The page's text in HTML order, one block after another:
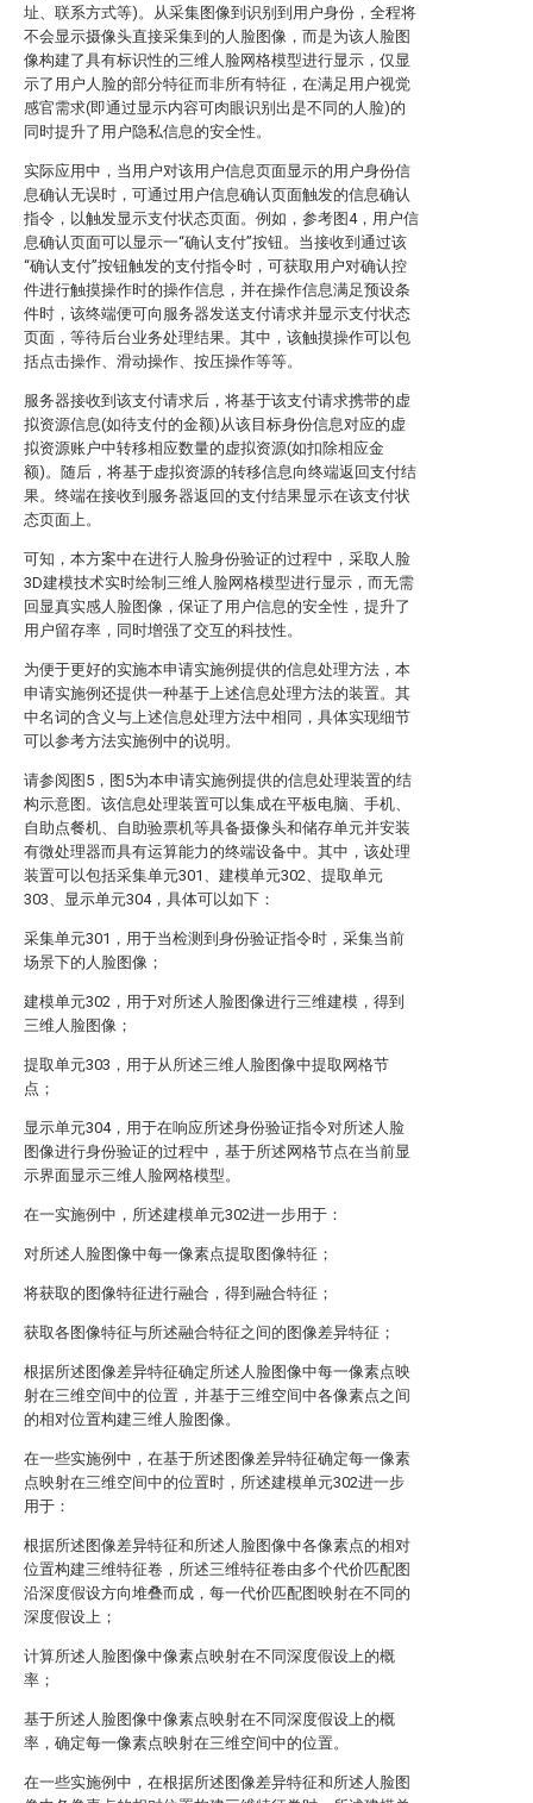
址、联系方式等)。从采集图像到识别到用户身份，全程将
不会显示摄像头直接采集到的人脸图像，而是为该人脸图
像构建了具有标识性的三维人脸网格模型进行显示，仅显
示了用户人脸的部分特征而非所有特征，在满足用户视觉
感官需求(即通过显示内容可肉眼识别出是不同的人脸)的
同时提升了用户隐私信息的安全性。
实际应用中，当用户对该用户信息页面显示的用户身份信
息确认无误时，可通过用户信息确认页面触发的信息确认
指令，以触发显示支付状态页面。例如，参考图4，用户信
息确认页面可以显示一“确认支付”按钮。当接收到通过该
“确认支付”按钮触发的支付指令时，可获取用户对确认控
件进行触摸操作时的操作信息，并在操作信息满足预设条
件时，该终端便可向服务器发送支付请求并显示支付状态
页面，等待后台业务处理结果。其中，该触摸操作可以包
括点击操作、滑动操作、按压操作等等。
服务器接收到该支付请求后，将基于该支付请求携带的虚
拟资源信息(如待支付的金额)从该目标身份信息对应的虚
拟资源账户中转移相应数量的虚拟资源(如扣除相应金
额)。随后，将基于虚拟资源的转移信息向终端返回支付结
果。终端在接收到服务器返回的支付结果显示在该支付状
态页面上。
可知，本方案中在进行人脸身份验证的过程中，采取人脸
3D建模技术实时绘制三维人脸网格模型进行显示，而无需
回显真实感人脸图像，保证了用户信息的安全性，提升了
用户留存率，同时增强了交互的科技性。
为便于更好的实施本申请实施例提供的信息处理方法，本
申请实施例还提供一种基于上述信息处理方法的装置。其
中名词的含义与上述信息处理方法中相同，具体实现细节
可以参考方法实施例中的说明。
请参阅图5，图5为本申请实施例提供的信息处理装置的结
构示意图。该信息处理装置可以集成在平板电脑、手机、
自助点餐机、自助验票机等具备摄像头和储存单元并安装
有微处理器而具有运算能力的终端设备中。其中，该处理
装置可以包括采集单元301、建模单元302、提取单元
303、显示单元304，具体可以如下：
采集单元301，用于当检测到身份验证指令时，采集当前
场景下的人脸图像；
建模单元302，用于对所述人脸图像进行三维建模，得到
三维人脸图像；
提取单元303，用于从所述三维人脸图像中提取网格节
点；
显示单元304，用于在响应所述身份验证指令对所述人脸
图像进行身份验证的过程中，基于所述网格节点在当前显
示界面显示三维人脸网格模型。
在一实施例中，所述建模单元302进一步用于：
对所述人脸图像中每一像素点提取图像特征；
将获取的图像特征进行融合，得到融合特征；
获取各图像特征与所述融合特征之间的图像差异特征；
根据所述图像差异特征确定所述人脸图像中每一像素点映
射在三维空间中的位置，并基于三维空间中各像素点之间
的相对位置构建三维人脸图像。
在一些实施例中，在基于所述图像差异特征确定每一像素
点映射在三维空间中的位置时，所述建模单元302进一步
用于：
根据所述图像差异特征和所述人脸图像中各像素点的相对
位置构建三维特征卷，所述三维特征卷由多个代价匹配图
沿深度假设方向堆叠而成，每一代价匹配图映射在不同的
深度假设上；
计算所述人脸图像中像素点映射在不同深度假设上的概
率；
基于所述人脸图像中像素点映射在不同深度假设上的概
率，确定每一像素点映射在三维空间中的位置。
在一些实施例中，在根据所述图像差异特征和所述人脸图